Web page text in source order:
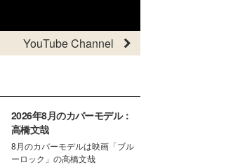
YouTube Channel
2026年8月のカバーモデル：
高橋文哉
8月のカバーモデルは映画「ブル
ーロック」の高橋文哉